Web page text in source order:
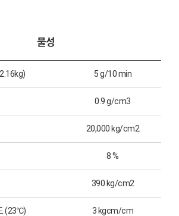
물성
5 g/10 min
0.9 g/cm3
20,000 kg/cm2
8 %
390 kg/cm2
(23℃) 3 kgcm/cm